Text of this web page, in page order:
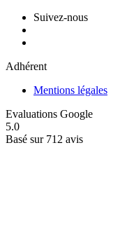
Suivez-nous
Adhérent
Mentions légales
Evaluations Google
5.0
Basé sur 712 avis